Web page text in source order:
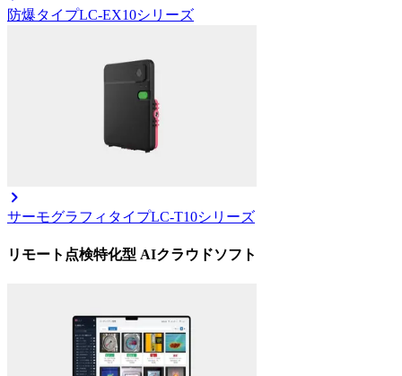
防爆タイプLC-EX10シリーズ
サーモグラフィタイプLC-T10シリーズ
リモート点検特化型 AIクラウドソフト